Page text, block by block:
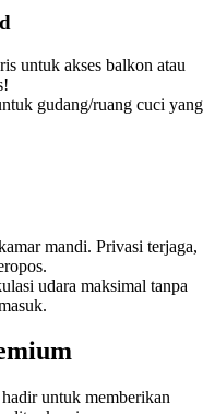
untuk akses balkon atau
gudang/ruang cuci yang
mandi. Privasi terjaga,
udara maksimal tanpa
untuk memberikan